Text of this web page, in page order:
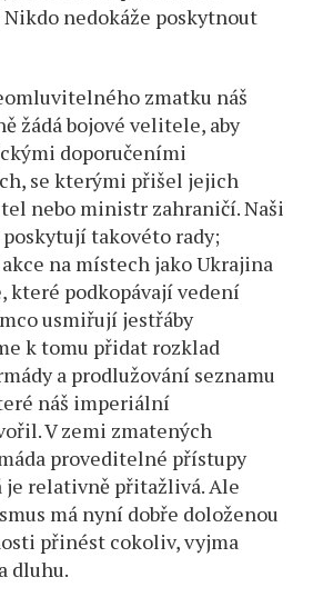
Nikdo nedokáže poskytnout
zmatku náš
žádá bojové velitele, aby
doporučeními
se kterými přišel jejich
nebo ministr zahraničí. Naši
takovéto rady;
na místech jako Ukrajina
které podkopávají vedení
usmiřují jestřáby
k tomu přidat rozklad
a prodlužování seznamu
náš imperiální
V zemi zmatených
proveditelné přístupy
relativně přitažlivá. Ale
má nyní dobře doloženou
přinést cokoliv, vyjma
dluhu.